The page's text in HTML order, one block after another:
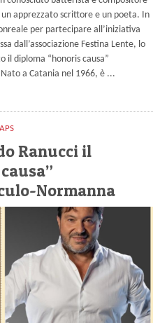
un apprezzato scrittore e un poeta. In
per partecipare all’iniziativa
dall’associazione Festina Lente, lo
il diploma “honoris causa”
a Catania nel 1966, è ...
Ranucci il
Normanna